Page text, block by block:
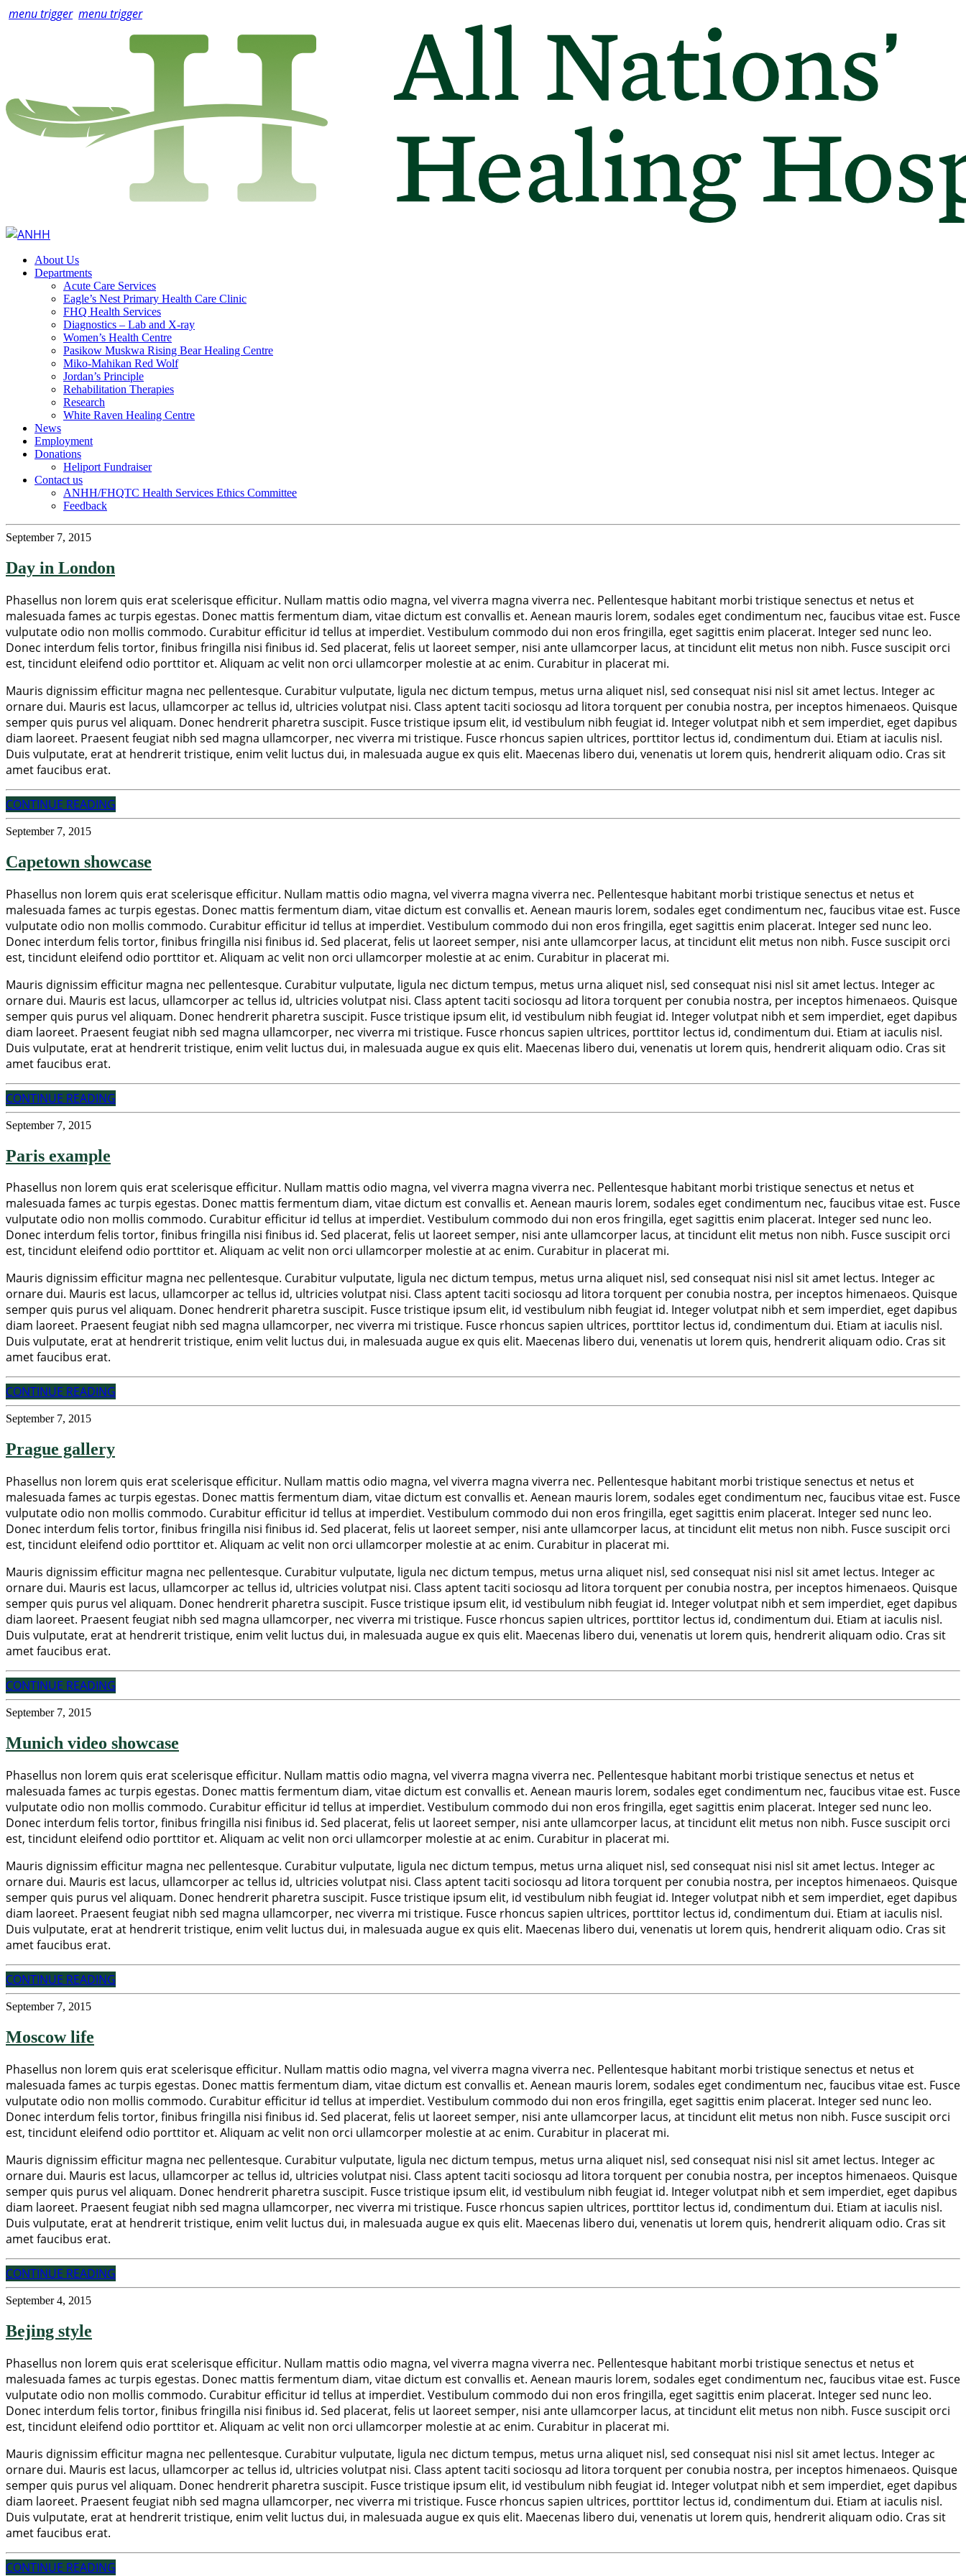
menu trigger menu trigger
About Us
Departments
Acute Care Services
Eagle’s Nest Primary Health Care Clinic
FHQ Health Services
Diagnostics – Lab and X-ray
Women’s Health Centre
Pasikow Muskwa Rising Bear Healing Centre
Miko-Mahikan Red Wolf
Jordan’s Principle
Rehabilitation Therapies
Research
White Raven Healing Centre
News
Employment
Donations
Heliport Fundraiser
Contact us
ANHH/FHQTC Health Services Ethics Committee
Feedback
September 7, 2015
Day in London
Phasellus non lorem quis erat scelerisque efficitur. Nullam mattis odio magna, vel viverra magna viverra nec. Pellentesque habitant morbi tristique senectus et netus et
malesuada fames ac turpis egestas. Donec mattis fermentum diam, vitae dictum est convallis et. Aenean mauris lorem, sodales eget condimentum nec, faucibus vitae est. Fusce
vulputate odio non mollis commodo. Curabitur efficitur id tellus at imperdiet. Vestibulum commodo dui non eros fringilla, eget sagittis enim placerat. Integer sed nunc leo.
Donec interdum felis tortor, finibus fringilla nisi finibus id. Sed placerat, felis ut laoreet semper, nisi ante ullamcorper lacus, at tincidunt elit metus non nibh. Fusce suscipit orci
est, tincidunt eleifend odio porttitor et. Aliquam ac velit non orci ullamcorper molestie at ac enim. Curabitur in placerat mi.
Mauris dignissim efficitur magna nec pellentesque. Curabitur vulputate, ligula nec dictum tempus, metus urna aliquet nisl, sed consequat nisi nisl sit amet lectus. Integer ac
ornare dui. Mauris est lacus, ullamcorper ac tellus id, ultricies volutpat nisi. Class aptent taciti sociosqu ad litora torquent per conubia nostra, per inceptos himenaeos. Quisque
semper quis purus vel aliquam. Donec hendrerit pharetra suscipit. Fusce tristique ipsum elit, id vestibulum nibh feugiat id. Integer volutpat nibh et sem imperdiet, eget dapibus
diam laoreet. Praesent feugiat nibh sed magna ullamcorper, nec viverra mi tristique. Fusce rhoncus sapien ultrices, porttitor lectus id, condimentum dui. Etiam at iaculis nisl.
Duis vulputate, erat at hendrerit tristique, enim velit luctus dui, in malesuada augue ex quis elit. Maecenas libero dui, venenatis ut lorem quis, hendrerit aliquam odio. Cras sit
amet faucibus erat.
CONTINUE READING
September 7, 2015
Capetown showcase
Phasellus non lorem quis erat scelerisque efficitur. Nullam mattis odio magna, vel viverra magna viverra nec. Pellentesque habitant morbi tristique senectus et netus et
malesuada fames ac turpis egestas. Donec mattis fermentum diam, vitae dictum est convallis et. Aenean mauris lorem, sodales eget condimentum nec, faucibus vitae est. Fusce
vulputate odio non mollis commodo. Curabitur efficitur id tellus at imperdiet. Vestibulum commodo dui non eros fringilla, eget sagittis enim placerat. Integer sed nunc leo.
Donec interdum felis tortor, finibus fringilla nisi finibus id. Sed placerat, felis ut laoreet semper, nisi ante ullamcorper lacus, at tincidunt elit metus non nibh. Fusce suscipit orci
est, tincidunt eleifend odio porttitor et. Aliquam ac velit non orci ullamcorper molestie at ac enim. Curabitur in placerat mi.
Mauris dignissim efficitur magna nec pellentesque. Curabitur vulputate, ligula nec dictum tempus, metus urna aliquet nisl, sed consequat nisi nisl sit amet lectus. Integer ac
ornare dui. Mauris est lacus, ullamcorper ac tellus id, ultricies volutpat nisi. Class aptent taciti sociosqu ad litora torquent per conubia nostra, per inceptos himenaeos. Quisque
semper quis purus vel aliquam. Donec hendrerit pharetra suscipit. Fusce tristique ipsum elit, id vestibulum nibh feugiat id. Integer volutpat nibh et sem imperdiet, eget dapibus
diam laoreet. Praesent feugiat nibh sed magna ullamcorper, nec viverra mi tristique. Fusce rhoncus sapien ultrices, porttitor lectus id, condimentum dui. Etiam at iaculis nisl.
Duis vulputate, erat at hendrerit tristique, enim velit luctus dui, in malesuada augue ex quis elit. Maecenas libero dui, venenatis ut lorem quis, hendrerit aliquam odio. Cras sit
amet faucibus erat.
CONTINUE READING
September 7, 2015
Paris example
Phasellus non lorem quis erat scelerisque efficitur. Nullam mattis odio magna, vel viverra magna viverra nec. Pellentesque habitant morbi tristique senectus et netus et
malesuada fames ac turpis egestas. Donec mattis fermentum diam, vitae dictum est convallis et. Aenean mauris lorem, sodales eget condimentum nec, faucibus vitae est. Fusce
vulputate odio non mollis commodo. Curabitur efficitur id tellus at imperdiet. Vestibulum commodo dui non eros fringilla, eget sagittis enim placerat. Integer sed nunc leo.
Donec interdum felis tortor, finibus fringilla nisi finibus id. Sed placerat, felis ut laoreet semper, nisi ante ullamcorper lacus, at tincidunt elit metus non nibh. Fusce suscipit orci
est, tincidunt eleifend odio porttitor et. Aliquam ac velit non orci ullamcorper molestie at ac enim. Curabitur in placerat mi.
Mauris dignissim efficitur magna nec pellentesque. Curabitur vulputate, ligula nec dictum tempus, metus urna aliquet nisl, sed consequat nisi nisl sit amet lectus. Integer ac
ornare dui. Mauris est lacus, ullamcorper ac tellus id, ultricies volutpat nisi. Class aptent taciti sociosqu ad litora torquent per conubia nostra, per inceptos himenaeos. Quisque
semper quis purus vel aliquam. Donec hendrerit pharetra suscipit. Fusce tristique ipsum elit, id vestibulum nibh feugiat id. Integer volutpat nibh et sem imperdiet, eget dapibus
diam laoreet. Praesent feugiat nibh sed magna ullamcorper, nec viverra mi tristique. Fusce rhoncus sapien ultrices, porttitor lectus id, condimentum dui. Etiam at iaculis nisl.
Duis vulputate, erat at hendrerit tristique, enim velit luctus dui, in malesuada augue ex quis elit. Maecenas libero dui, venenatis ut lorem quis, hendrerit aliquam odio. Cras sit
amet faucibus erat.
CONTINUE READING
September 7, 2015
Prague gallery
Phasellus non lorem quis erat scelerisque efficitur. Nullam mattis odio magna, vel viverra magna viverra nec. Pellentesque habitant morbi tristique senectus et netus et
malesuada fames ac turpis egestas. Donec mattis fermentum diam, vitae dictum est convallis et. Aenean mauris lorem, sodales eget condimentum nec, faucibus vitae est. Fusce
vulputate odio non mollis commodo. Curabitur efficitur id tellus at imperdiet. Vestibulum commodo dui non eros fringilla, eget sagittis enim placerat. Integer sed nunc leo.
Donec interdum felis tortor, finibus fringilla nisi finibus id. Sed placerat, felis ut laoreet semper, nisi ante ullamcorper lacus, at tincidunt elit metus non nibh. Fusce suscipit orci
est, tincidunt eleifend odio porttitor et. Aliquam ac velit non orci ullamcorper molestie at ac enim. Curabitur in placerat mi.
Mauris dignissim efficitur magna nec pellentesque. Curabitur vulputate, ligula nec dictum tempus, metus urna aliquet nisl, sed consequat nisi nisl sit amet lectus. Integer ac
ornare dui. Mauris est lacus, ullamcorper ac tellus id, ultricies volutpat nisi. Class aptent taciti sociosqu ad litora torquent per conubia nostra, per inceptos himenaeos. Quisque
semper quis purus vel aliquam. Donec hendrerit pharetra suscipit. Fusce tristique ipsum elit, id vestibulum nibh feugiat id. Integer volutpat nibh et sem imperdiet, eget dapibus
diam laoreet. Praesent feugiat nibh sed magna ullamcorper, nec viverra mi tristique. Fusce rhoncus sapien ultrices, porttitor lectus id, condimentum dui. Etiam at iaculis nisl.
Duis vulputate, erat at hendrerit tristique, enim velit luctus dui, in malesuada augue ex quis elit. Maecenas libero dui, venenatis ut lorem quis, hendrerit aliquam odio. Cras sit
amet faucibus erat.
CONTINUE READING
September 7, 2015
Munich video showcase
Phasellus non lorem quis erat scelerisque efficitur. Nullam mattis odio magna, vel viverra magna viverra nec. Pellentesque habitant morbi tristique senectus et netus et
malesuada fames ac turpis egestas. Donec mattis fermentum diam, vitae dictum est convallis et. Aenean mauris lorem, sodales eget condimentum nec, faucibus vitae est. Fusce
vulputate odio non mollis commodo. Curabitur efficitur id tellus at imperdiet. Vestibulum commodo dui non eros fringilla, eget sagittis enim placerat. Integer sed nunc leo.
Donec interdum felis tortor, finibus fringilla nisi finibus id. Sed placerat, felis ut laoreet semper, nisi ante ullamcorper lacus, at tincidunt elit metus non nibh. Fusce suscipit orci
est, tincidunt eleifend odio porttitor et. Aliquam ac velit non orci ullamcorper molestie at ac enim. Curabitur in placerat mi.
Mauris dignissim efficitur magna nec pellentesque. Curabitur vulputate, ligula nec dictum tempus, metus urna aliquet nisl, sed consequat nisi nisl sit amet lectus. Integer ac
ornare dui. Mauris est lacus, ullamcorper ac tellus id, ultricies volutpat nisi. Class aptent taciti sociosqu ad litora torquent per conubia nostra, per inceptos himenaeos. Quisque
semper quis purus vel aliquam. Donec hendrerit pharetra suscipit. Fusce tristique ipsum elit, id vestibulum nibh feugiat id. Integer volutpat nibh et sem imperdiet, eget dapibus
diam laoreet. Praesent feugiat nibh sed magna ullamcorper, nec viverra mi tristique. Fusce rhoncus sapien ultrices, porttitor lectus id, condimentum dui. Etiam at iaculis nisl.
Duis vulputate, erat at hendrerit tristique, enim velit luctus dui, in malesuada augue ex quis elit. Maecenas libero dui, venenatis ut lorem quis, hendrerit aliquam odio. Cras sit
amet faucibus erat.
CONTINUE READING
September 7, 2015
Moscow life
Phasellus non lorem quis erat scelerisque efficitur. Nullam mattis odio magna, vel viverra magna viverra nec. Pellentesque habitant morbi tristique senectus et netus et
malesuada fames ac turpis egestas. Donec mattis fermentum diam, vitae dictum est convallis et. Aenean mauris lorem, sodales eget condimentum nec, faucibus vitae est. Fusce
vulputate odio non mollis commodo. Curabitur efficitur id tellus at imperdiet. Vestibulum commodo dui non eros fringilla, eget sagittis enim placerat. Integer sed nunc leo.
Donec interdum felis tortor, finibus fringilla nisi finibus id. Sed placerat, felis ut laoreet semper, nisi ante ullamcorper lacus, at tincidunt elit metus non nibh. Fusce suscipit orci
est, tincidunt eleifend odio porttitor et. Aliquam ac velit non orci ullamcorper molestie at ac enim. Curabitur in placerat mi.
Mauris dignissim efficitur magna nec pellentesque. Curabitur vulputate, ligula nec dictum tempus, metus urna aliquet nisl, sed consequat nisi nisl sit amet lectus. Integer ac
ornare dui. Mauris est lacus, ullamcorper ac tellus id, ultricies volutpat nisi. Class aptent taciti sociosqu ad litora torquent per conubia nostra, per inceptos himenaeos. Quisque
semper quis purus vel aliquam. Donec hendrerit pharetra suscipit. Fusce tristique ipsum elit, id vestibulum nibh feugiat id. Integer volutpat nibh et sem imperdiet, eget dapibus
diam laoreet. Praesent feugiat nibh sed magna ullamcorper, nec viverra mi tristique. Fusce rhoncus sapien ultrices, porttitor lectus id, condimentum dui. Etiam at iaculis nisl.
Duis vulputate, erat at hendrerit tristique, enim velit luctus dui, in malesuada augue ex quis elit. Maecenas libero dui, venenatis ut lorem quis, hendrerit aliquam odio. Cras sit
amet faucibus erat.
CONTINUE READING
September 4, 2015
Bejing style
Phasellus non lorem quis erat scelerisque efficitur. Nullam mattis odio magna, vel viverra magna viverra nec. Pellentesque habitant morbi tristique senectus et netus et
malesuada fames ac turpis egestas. Donec mattis fermentum diam, vitae dictum est convallis et. Aenean mauris lorem, sodales eget condimentum nec, faucibus vitae est. Fusce
vulputate odio non mollis commodo. Curabitur efficitur id tellus at imperdiet. Vestibulum commodo dui non eros fringilla, eget sagittis enim placerat. Integer sed nunc leo.
Donec interdum felis tortor, finibus fringilla nisi finibus id. Sed placerat, felis ut laoreet semper, nisi ante ullamcorper lacus, at tincidunt elit metus non nibh. Fusce suscipit orci
est, tincidunt eleifend odio porttitor et. Aliquam ac velit non orci ullamcorper molestie at ac enim. Curabitur in placerat mi.
Mauris dignissim efficitur magna nec pellentesque. Curabitur vulputate, ligula nec dictum tempus, metus urna aliquet nisl, sed consequat nisi nisl sit amet lectus. Integer ac
ornare dui. Mauris est lacus, ullamcorper ac tellus id, ultricies volutpat nisi. Class aptent taciti sociosqu ad litora torquent per conubia nostra, per inceptos himenaeos. Quisque
semper quis purus vel aliquam. Donec hendrerit pharetra suscipit. Fusce tristique ipsum elit, id vestibulum nibh feugiat id. Integer volutpat nibh et sem imperdiet, eget dapibus
diam laoreet. Praesent feugiat nibh sed magna ullamcorper, nec viverra mi tristique. Fusce rhoncus sapien ultrices, porttitor lectus id, condimentum dui. Etiam at iaculis nisl.
Duis vulputate, erat at hendrerit tristique, enim velit luctus dui, in malesuada augue ex quis elit. Maecenas libero dui, venenatis ut lorem quis, hendrerit aliquam odio. Cras sit
amet faucibus erat.
CONTINUE READING